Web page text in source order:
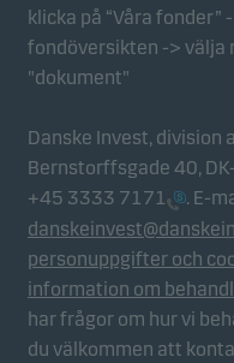
klicka på “Våra fonder”
fondöversikten -> välja
"dokument"
Danske Invest, division
Bernstorffsgade 40,
+45 3333 7171
. E-
personuppgifter och
information om
har frågor om hur vi
du välkommen att
beteende så att vi
innehåll.